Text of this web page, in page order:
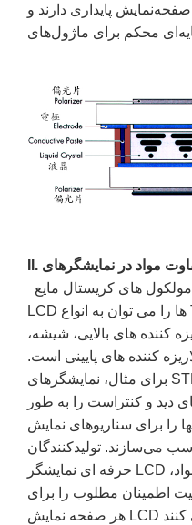
پایداری دارند و
LCD ها را می توان به انواع TN، HTN و STN دسته بندی
کننده های بالایی، شیشه،
کننده های پایینی است.
برای مثال، نمایشگرهای STN با بهینه‌سازی زاویه چرخش
دید و کنتراست را به طور
را برای سناریوهای نمایش
می‌سازند. تولیدکنندگان
حرفه ای نمایشگر LCD با تنظیم انعطاف پذیر ترکیب مواد،
اطمینان مطلوب را برای